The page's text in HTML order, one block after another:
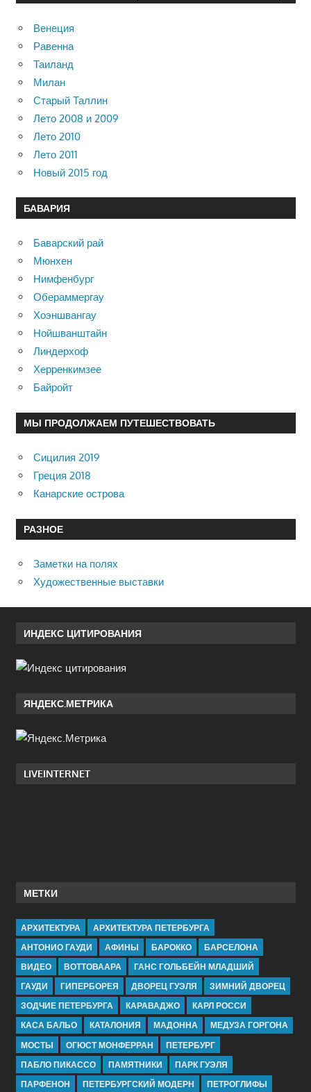
Венеция
Равенна
Таиланд
Милан
Старый Таллин
Лето 2008 и 2009
Лето 2010
Лето 2011
Новый 2015 год
БАВАРИЯ
Баварский рай
Мюнхен
Нимфенбург
Обераммергау
Хоэншвангау
Нойшванштайн
Линдерхоф
Херренкимзее
Байройт
МЫ ПРОДОЛЖАЕМ ПУТЕШЕСТВОВАТЬ
Сицилия 2019
Греция 2018
Канарские острова
РАЗНОЕ
Заметки на полях
Художественные выставки
ИНДЕКС ЦИТИРОВАНИЯ
ЯНДЕКС.МЕТРИКА
LIVEINTERNET
МЕТКИ
АРХИТЕКТУРА
АРХИТЕКТУРА ПЕТЕРБУРГА
АНТОНИО ГАУДИ
АФИНЫ БАРОККО
БАРСЕЛОНА
ВИДЕО
ВОТТОВААРА
ГАНС ГОЛЬБЕЙН МЛАДШИЙ
ГАУДИ
ГИПЕРБОРЕЯ ДВОРЕЦ ГУЭЛЯ
ЗИМНИЙ ДВОРЕЦ
ЗОДЧИЕ ПЕТЕРБУРГА
КАРАВАДЖО
КАРЛ РОССИ
КАСА БАЛЬО
КАТАЛОНИЯ МАДОННА
МЕДУЗА ГОРГОНА
МОСТЫ
ОГЮСТ МОНФЕРРАН
ПЕТЕРБУРГ
ПАБЛО ПИКАССО
ПАМЯТНИКИ
ПАРК ГУЭЛЯ
ПАРФЕНОН
ПЕТЕРБУРГСКИЙ МОДЕРН ПЕТРОГЛИФЫ